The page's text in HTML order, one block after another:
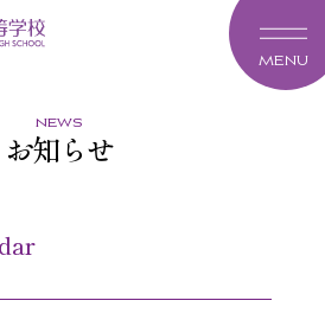
MENU
news
お知らせ